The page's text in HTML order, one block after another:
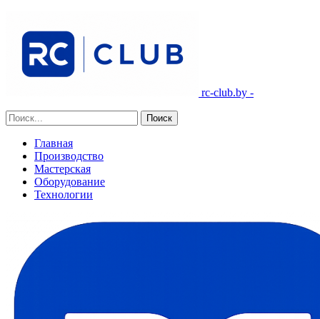
rc-club.by -
Главная
Производство
Мастерская
Оборудование
Технологии